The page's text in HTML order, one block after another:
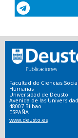
Facultad de Ciencias
Humanas
Universidad de Deusto
Avenida de las
48007 Bilbao
ESPAÑA
www.deusto.es